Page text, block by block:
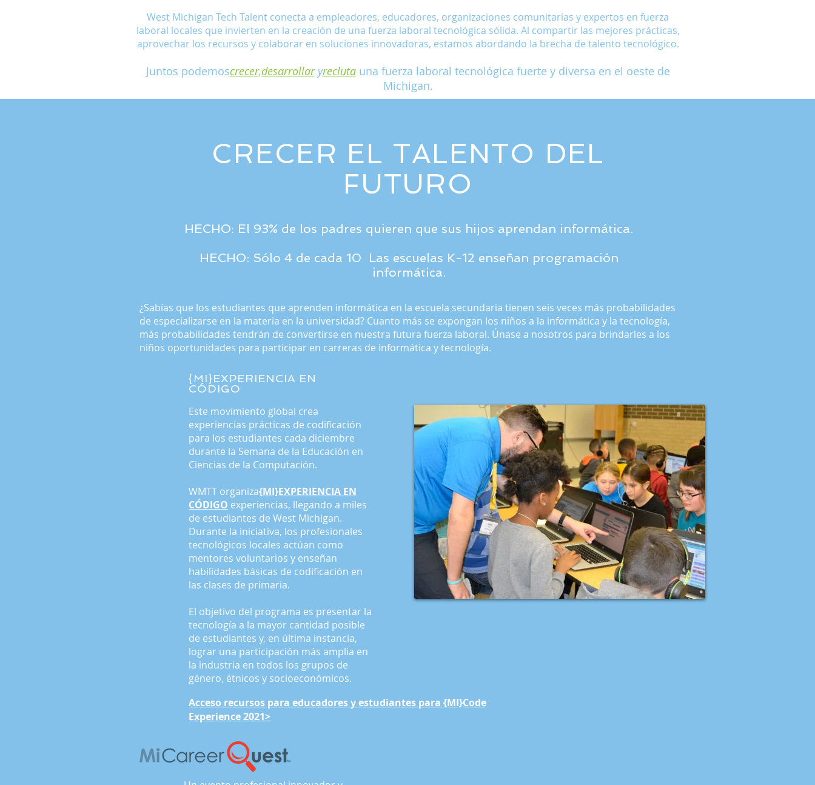
West Michigan Tech Talent conecta a empleadores, educadores, organizaciones comunitarias y expertos en fuerza
laboral locales que invierten en la creación de una fuerza laboral tecnológica sólida. Al compartir las mejores prácticas,
aprovechar los recursos y colaborar en soluciones innovadoras, estamos abordando la brecha de talento tecnológico.
Juntos podemoscrecer,desarrollaryrecluta una fuerza laboral tecnológica fuerte y diversa en el oeste de
Michigan.
CRECER EL TALENTO DEL
FUTURO
HECHO: El 93% de los padres quieren que sus hijos aprendan informática.
HECHO: Sólo 4 de cada 10 Las escuelas K-12 enseñan programación
informática.
¿Sabías que los estudiantes que aprenden informática en la escuela secundaria tienen seis veces más probabilidades
de especializarse en la materia en la universidad? Cuanto más se expongan los niños a la informática y la tecnología,
más probabilidades tendrán de convertirse en nuestra futura fuerza laboral. Únase a nosotros para brindarles a los
niños oportunidades para participar en carreras de informática y tecnología.
{MI}EXPERIENCIA EN
CÓDIGO
Este movimiento global crea
experiencias prácticas de codificación
para los estudiantes cada diciembre
durante la Semana de la Educación en
Ciencias de la Computación.
WMTT organiza{MI}EXPERIENCIA EN
CÓDIGO experiencias, llegando a miles
de estudiantes de West Michigan.
Durante la iniciativa, los profesionales
tecnológicos locales actúan como
mentores voluntarios y enseñan
habilidades básicas de codificación en
las clases de primaria.
El objetivo del programa es presentar la
tecnología a la mayor cantidad posible
de estudiantes y, en última instancia,
lograr una participación más amplia en
la industria en todos los grupos de
género, étnicos y socioeconómicos.
Acceso recursos para educadores y estudiantes para {MI}Code
Experience 2021>